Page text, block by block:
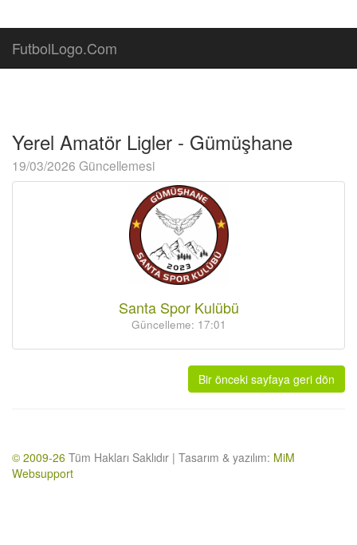
FutbolLogo.Com
Yerel Amatör Ligler - Gümüşhane
19/03/2026 Güncellemesi
Santa Spor Kulübü
Güncelleme: 17:01
Bir önceki sayfaya geri dön
© 2009-26 Tüm Hakları Saklıdır | Tasarım & yazılım: MiM
Websupport